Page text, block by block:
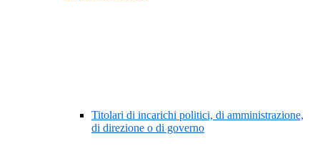
Titolari di incarichi politici, di amministrazione,
di direzione o di governo